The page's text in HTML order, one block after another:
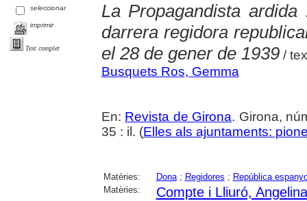
seleccionar
imprimir
Text complet
La Propagandista
darrera regidora
el 28 de gener de 1939/
Busquets Ros, Gemma
En: Revista de Girona. Girona,
35 : il. (Elles als ajuntaments:
Matèries: Dona; Regidores ; República
Matèries:
Compte i Lliuró, Angelina